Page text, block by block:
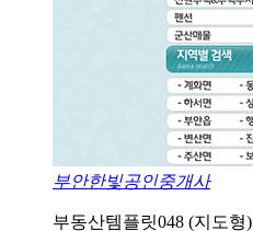
부안한빛공인중개사
부동산템플릿048 (지도형)